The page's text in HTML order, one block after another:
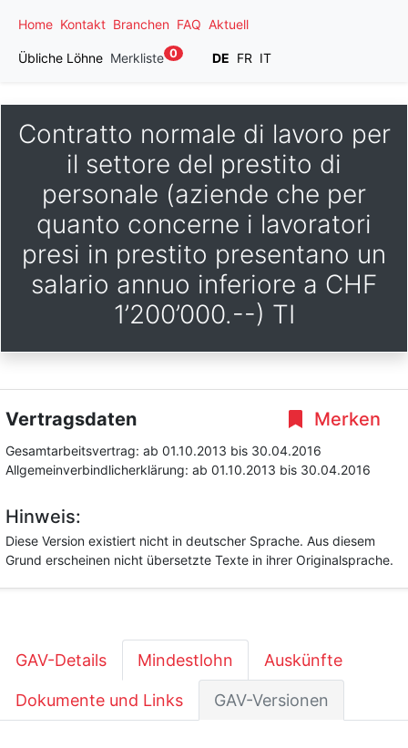
Home Kontakt Branchen FAQ Aktuell
Übliche Löhne Merkliste 0 DE FR IT
Contratto normale di lavoro per
il settore del prestito di
personale (aziende che per
quanto concerne i lavoratori
presi in prestito presentano un
salario annuo inferiore a CHF
1’200’000.--) TI
Merken
Vertragsdaten
Gesamtarbeitsvertrag: ab 01.10.2013 bis 30.04.2016
Allgemeinverbindlicherklärung: ab 01.10.2013 bis 30.04.2016
Hinweis:
Diese Version existiert nicht in deutscher Sprache. Aus diesem
Grund erscheinen nicht übersetzte Texte in ihrer Originalsprache.
GAV-Details Mindestlohn Auskünfte
Dokumente und Links GAV-Versionen